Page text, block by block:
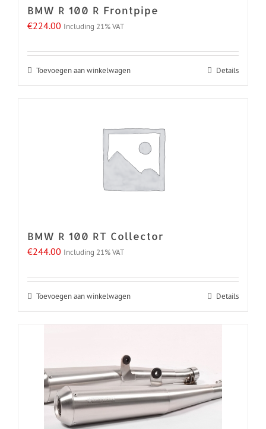
BMW R 100 R Frontpipe
€224.00 Including 21% VAT
Toevoegen aan winkelwagen Details
BMW R 100 RT Collector
€244.00 Including 21% VAT
Toevoegen aan winkelwagen Details